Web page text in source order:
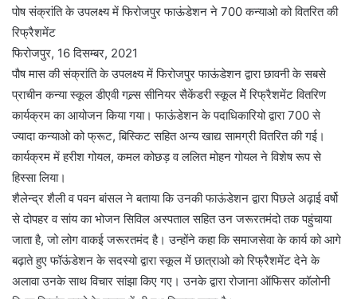
पोष संक्रांति के उपलक्ष्य में फिरोजपुर फाऊंडेशन ने 700 कन्याओ को वितरित की
रिफ्रैशमेंट
फिरोजपुर, 16 दिसम्बर, 2021
पौष मास की संक्रांति के उपलक्ष्य में फिरोजपुर फाऊंडेशन द्वारा छावनी के सबसे
प्राचीन कन्या स्कूल डीएवी गल्र्स सीनियर सैकेंडरी स्कूल मेें रिफ्रैशमेंट वितरिण
कार्यक्रम का आयोजन किया गया। फाऊंडेशन के पदाधिकारियो द्वारा 700 से
ज्यादा कन्याओ को फ्रूट, बिस्किट सहित अन्य खाद्य सामग्री वितरित की गई।
कार्यक्रम में हरीश गोयल, कमल कोछड़ व ललित मोहन गोयल ने विशेष रूप से
हिस्सा लिया।
शैलेन्द्र शैली व पवन बांसल ने बताया कि उनकी फाऊंडेशन द्वारा पिछले अढ़ाई वर्षो
से दोपहर व सांय का भोजन सिविल अस्पताल सहित उन जरूरतमंदो तक पहुंचाया
जाता है, जो लोग वाकई जरूरतमंद है। उन्होंने कहा कि समाजसेवा के कार्य को आगे
बढ़ाते हुए फॉऊंडेशन के सदस्यो द्वारा स्कूल में छात्राओ को रिफ्रैशमेंट देने के
अलावा उनके साथ विचार सांझा किए गए। उनके द्वारा रोजाना ऑफिसर कॉलोनी